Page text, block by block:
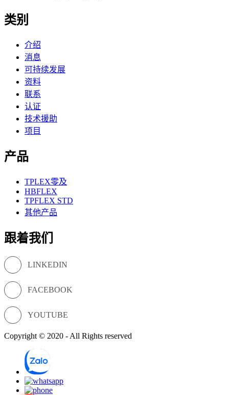
类别
介绍
消息
可持续发展
资料
联系
认证
技术援助
项目
产品
TPLEX零及
HBFLEX
TPFLEX STD
其他产品
跟着我们
LINKEDIN
FACEBOOK
YOUTUBE
Copyright © 2020 - All Rights reserved